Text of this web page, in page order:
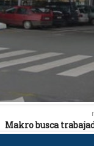
Makro busca